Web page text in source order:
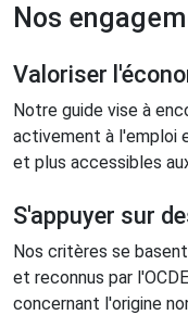
Nos
Valoriser
Notre guide vise à
activement à l'emploi
et plus accessibles
S'appuyer sur
Nos critères se
et reconnus par
concernant l'origine